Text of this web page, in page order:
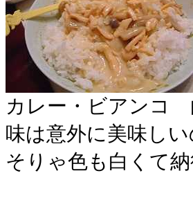
カレー・ビアンコ
味は意外に美味し
そりゃ色も白くて